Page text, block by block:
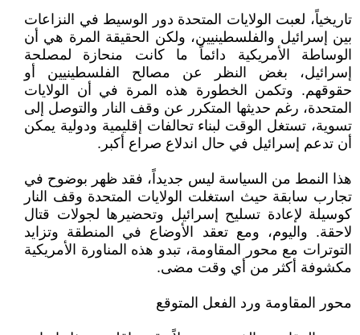
تاريخياً، لعبت الولايات المتحدة دور الوسيط في النزاعات
بين إسرائيل والفلسطينيين، ولكن الحقيقة المرة هي أن
الوساطة الأمريكية دائماً ما كانت منحازة لمصلحة
إسرائيل، بغض النظر عن مصالح الفلسطينيين أو
حقوقهم. وتكمن الخطورة هذه المرة في أن الولايات
المتحدة، رغم حديثها المتكرر عن وقف النار والتوصل إلى
تسوية، تستغل الوقت لبناء تحالفات إقليمية ودولية يمكن
أن تدعم إسرائيل في حال اندلاع صراع أكبر.
هذا النمط من السياسة ليس جديداً، فقد ظهر بوضوح في
تجارب سابقة حيث استغلت الولايات المتحدة وقف النار
كوسيلة لإعادة تسليح إسرائيل وتحضيرها لجولات قتال
لاحقة. واليوم، ومع تعقد الأوضاع في المنطقة وتزايد
التوترات مع محور المقاومة، تبدو هذه المناورة الأمريكية
مكشوفة أكثر من أي وقت مضى.
محور المقاومة ورد الفعل المتوقع